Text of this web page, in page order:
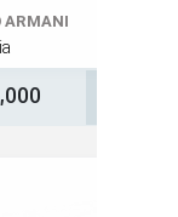
GIORGIO ARMANI
25,225,000